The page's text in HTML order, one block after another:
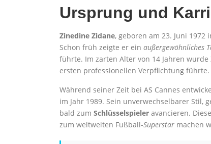
Ursprung und
Zinedine Zidane, geboren am 23. Juni
Schon früh zeigte er ein außergewöhnliches
führte. Im zarten Alter von 14 Jahren wurde
ersten professionellen Verpflichtung führte.
Während seiner Zeit bei AS Cannes
im Jahr 1989. Sein unverwechselbarer Stil,
bald zum Schlüsselspieler avancieren.
zum weltweiten Fußball-Superstar machen